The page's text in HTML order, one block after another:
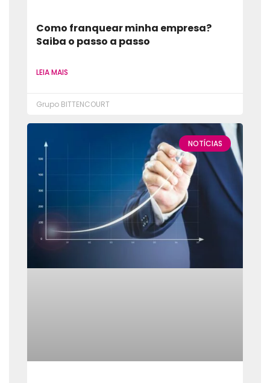
Como franquear minha empresa?
Saiba o passo a passo
LEIA MAIS
Grupo BITTENCOURT
NOTÍCIAS